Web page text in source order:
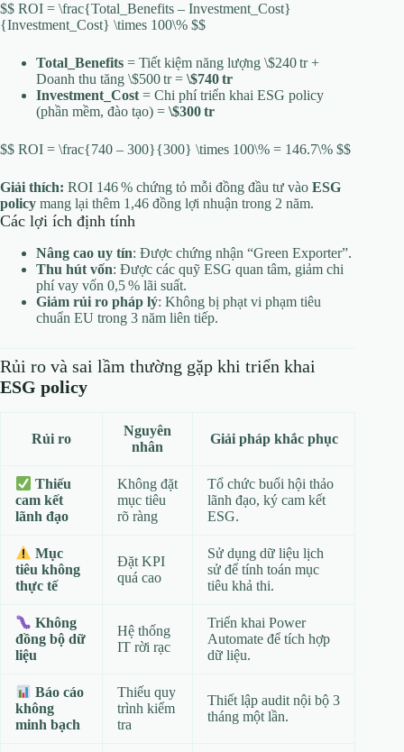
$$ ROI = \frac{Total_Benefits – Investment_Cost}
{Investment_Cost} \times 100\% $$
Total_Benefits = Tiết kiệm năng lượng \$240 tr +
Doanh thu tăng \$500 tr = \$740 tr
Investment_Cost = Chi phí triển khai ESG policy
(phần mềm, đào tạo) = \$300 tr
$$ ROI = \frac{740 – 300}{300} \times 100\% = 146.7\% $$
Giải thích: ROI 146 % chứng tỏ mỗi đồng đầu tư vào ESG
policy mang lại thêm 1,46 đồng lợi nhuận trong 2 năm.
Các lợi ích định tính
Nâng cao uy tín: Được chứng nhận “Green Exporter”.
Thu hút vốn: Được các quỹ ESG quan tâm, giảm chi
phí vay vốn 0,5 % lãi suất.
Giảm rủi ro pháp lý: Không bị phạt vi phạm tiêu
chuẩn EU trong 3 năm liên tiếp.
Rủi ro và sai lầm thường gặp khi triển khai
ESG policy
Rủi ro
Nguyên
nhân
Giải pháp khắc phục
Thiếu
cam kết
lãnh đạo
Không đặt
mục tiêu
rõ ràng
Tổ chức buổi hội thảo
lãnh đạo, ký cam kết
ESG.
Mục
tiêu không
thực tế
Đặt KPI
quá cao
Sử dụng dữ liệu lịch
sử để tính toán mục
tiêu khả thi.
Không
đồng bộ dữ
liệu
Hệ thống
IT rời rạc
Triển khai Power
Automate để tích hợp
dữ liệu.
Báo cáo
không
minh bạch
Thiếu quy
trình kiểm
tra
Thiết lập audit nội bộ 3
tháng một lần.